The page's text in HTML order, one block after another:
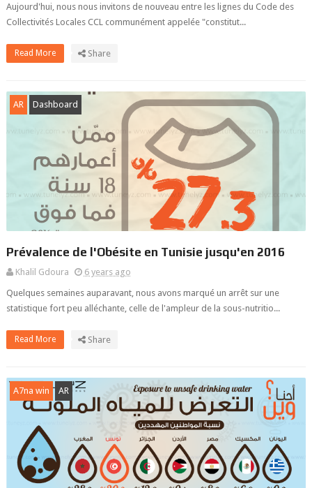
Aujourd'hui, nous nous invitons de nouveau entre les lignes du Code des
Collectivités Locales CCL communément appelée "constitut...
Read More Share
AR Dashboard
Prévalence de l'Obésite en Tunisie jusqu'en 2016
Khalil Gdoura
6 years ago
Quelques semaines auparavant, nous avons marqué un arrêt sur une
statistique fort peu alléchante, celle de l'ampleur de la sous-nutritio...
Read More Share
A7na win AR